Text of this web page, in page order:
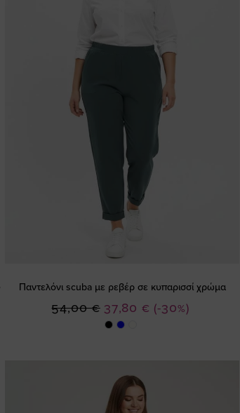
Παντελόνι scuba με ρεβέρ σε κυπαρισσί χρώμα
(-30%)
Ειδική
Τιμή
37,80 €
54,00 €